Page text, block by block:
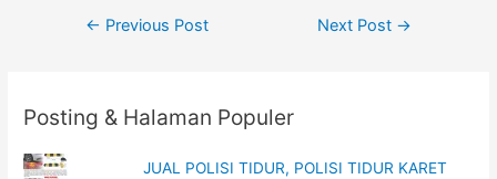
n
d
)
i
n
Post
← Previous Post Next Post →
Posting & Halaman Populer
JUAL POLISI TIDUR, POLISI TIDUR KARET